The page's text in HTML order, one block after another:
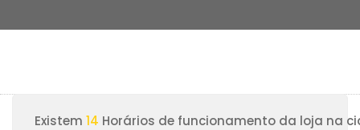
Existem 14 Horários de funcionamento da loja na